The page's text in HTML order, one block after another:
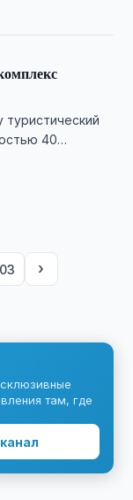
40
›
там, где